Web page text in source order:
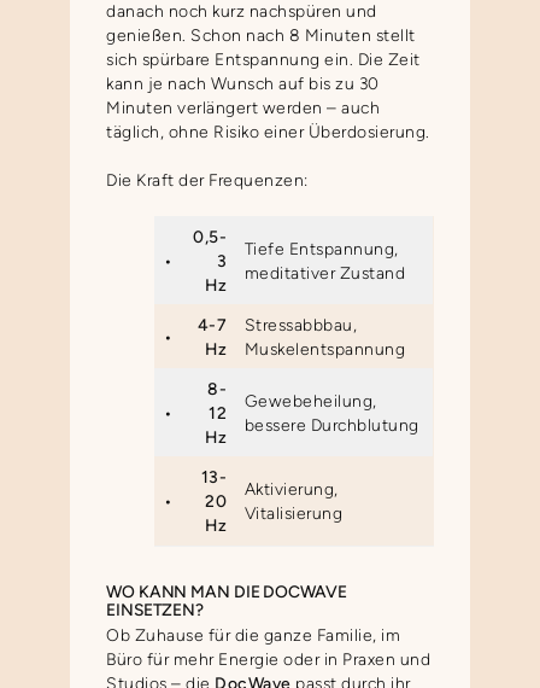
danach noch kurz nachspüren und
genießen. Schon nach 8 Minuten stellt
sich spürbare Entspannung ein. Die Zeit
kann je nach Wunsch auf bis zu 30
Minuten verlängert werden – auch
täglich, ohne Risiko einer Überdosierung.
Die Kraft der Frequenzen:
•
0,5-
3
Hz
Tiefe Entspannung,
meditativer Zustand
•
4-7
Hz
Stressabbbau,
Muskelentspannung
•
8-
12
Hz
Gewebeheilung,
bessere Durchblutung
•
13-
20
Hz
Aktivierung,
Vitalisierung
WO KANN MAN DIE DOCWAVE
EINSETZEN?
Ob Zuhause für die ganze Familie, im
Büro für mehr Energie oder in Praxen und
Studios – die DocWave passt durch ihr